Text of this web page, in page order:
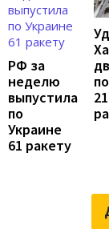
РФ за
неделю
выпустила
по
Украине
61 ракету
21